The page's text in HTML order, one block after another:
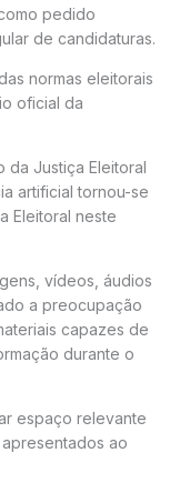
pedido
de candidaturas.
normas eleitorais
oficial da
da Justiça Eleitoral
artificial tornou-se
Eleitoral neste
vídeos, áudios
a preocupação
capazes de
durante o
espaço relevante
ao